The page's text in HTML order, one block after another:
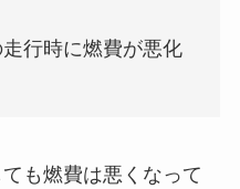
行時に燃費が悪化
も燃費は悪くなって